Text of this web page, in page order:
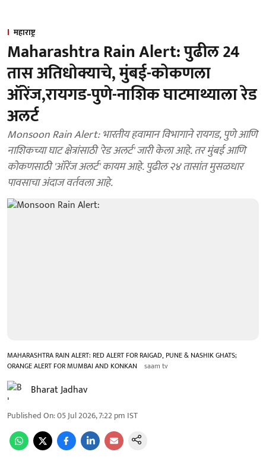
महाराष्ट्र
Maharashtra Rain Alert: पुढील 24
तास अतिधोक्याचे, मुंबई-कोकणला
ऑरेंज,रायगड-पुणे-नाशिक घाटमाथ्याला रेड
अलर्ट
Monsoon Rain Alert: भारतीय हवामान विभागाने रायगड, पुणे आणि
नाशिकच्या घाट क्षेत्रांसाठी 'रेड अलर्ट' जारी केला आहे. तर मुंबई आणि
कोकणसाठी 'ऑरेंज अलर्ट' कायम आहे. पुढील २४ तासांत मुसळधार
पावसाचा अंदाज वर्तवला आहे.
MAHARASHTRA RAIN ALERT: RED ALERT FOR RAIGAD, PUNE & NASHIK GHATS;
ORANGE ALERT FOR MUMBAI AND KONKAN saam tv
Bharat Jadhav
Published On:05 Jul 2026, 7:22 pm IST